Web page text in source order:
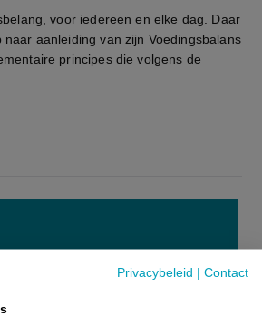
Privacybeleid | Contact
voor iedereen en elke dag. Daar
naar aanleiding van zijn Voedingsbalans
principes die volgens de